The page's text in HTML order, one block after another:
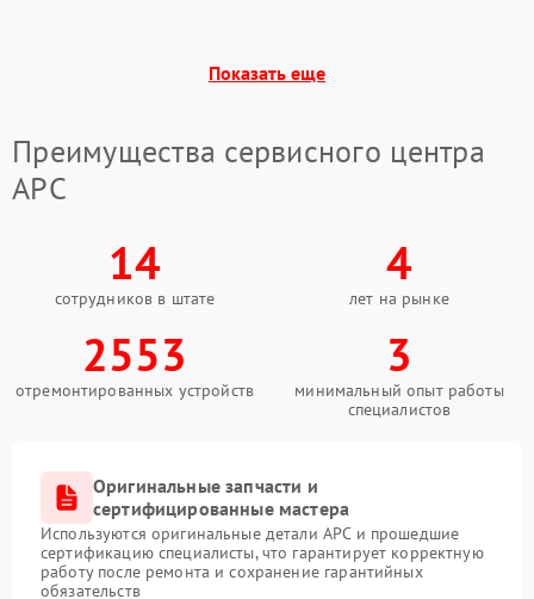
Неисправность
индикаторов
Поломка фильтров
(EMI/EMC)
Подробнее →
защиты
Подробнее →
Подробнее →
Поломка системы
автоматического
переключения
1500 ₽
Неисправность системы
Показать еще
Преимущества сервисного центра
APC
14
сотрудников в штате
4
лет на рынке
2553
отремонтированных устройств
3
минимальный опыт работы
специалистов
Оригинальные запчасти и
сертифицированные мастера
Используются оригинальные детали APC и прошедшие
сертификацию специалисты, что гарантирует корректную
работу после ремонта и сохранение гарантийных
обязательств